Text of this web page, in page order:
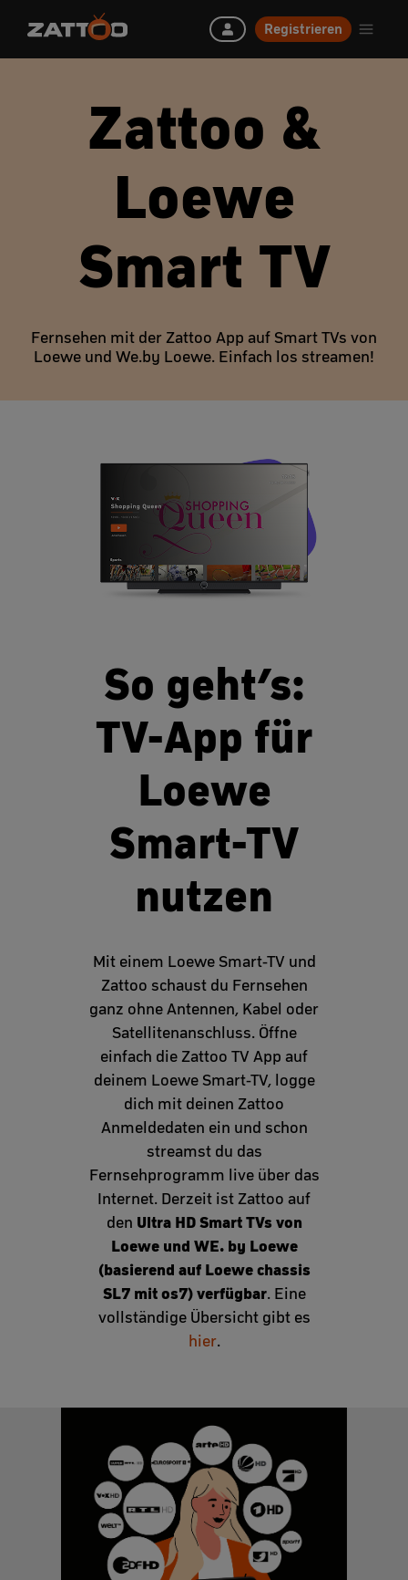
Registrieren
Zattoo &
Loewe
Smart TV
Fernsehen mit der Zattoo App auf Smart TVs von
Loewe und We.by Loewe. Einfach los streamen!
So geht’s:
TV-App für
Loewe
Smart-TV
nutzen
Mit einem Loewe Smart-TV und
Zattoo schaust du Fernsehen
ganz ohne Antennen, Kabel oder
Satellitenanschluss. Öffne
einfach die Zattoo TV App auf
deinem Loewe Smart-TV, logge
dich mit deinen Zattoo
Anmeldedaten ein und schon
streamst du das
Fernsehprogramm live über das
Internet. Derzeit ist Zattoo auf
den Ultra HD Smart TVs von
Loewe und WE. by Loewe
(basierend auf Loewe chassis
SL7 mit os7) verfügbar. Eine
vollständige Übersicht gibt es
hier.